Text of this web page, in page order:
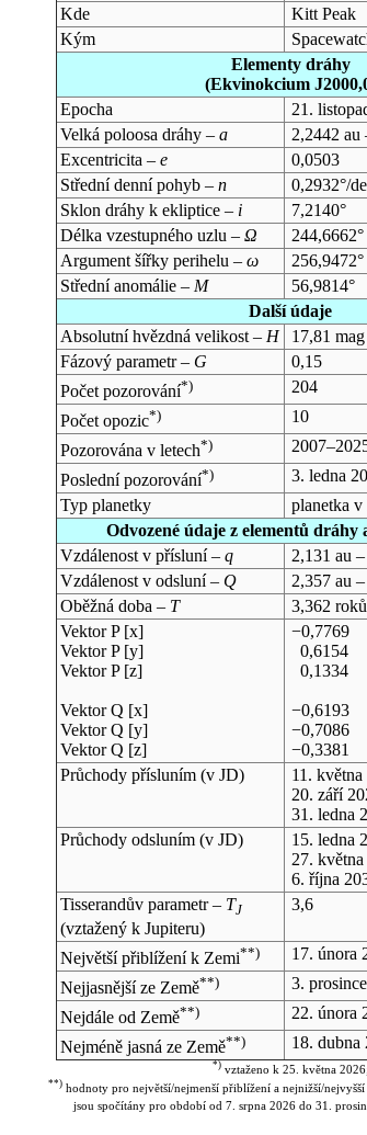
Kde
Kitt Peak
Kým
Elementy dráhy
(Ekvinokcium
Epocha
21.
Velká poloosa dráhy – a
2,2442 au
Excentricita – e
0,0503
Střední denní pohyb – n
0,2932°/
Sklon dráhy k ekliptice – i
7,2140°
Délka vzestupného uzlu – Ω
244,6662°
Argument šířky perihelu – ω
256,9472°
Střední anomálie – M
56,9814°
Další údaje
Absolutní hvězdná velikost – H
17,81 mag
Fázový parametr – G
0,15
Počet pozorování*)
204
Počet opozic*)
10
Pozorována v letech*)
Poslední pozorování*)
3. ledna
Typ planetky
planetka v
Odvozené údaje z elementů dráhy
Vzdálenost v přísluní – q
2,131 au
Vzdálenost v odsluní – Q
2,357 au
Oběžná doba – T
3,362
Vektor P [x]
Vektor P [y]
Vektor P [z]
Vektor Q [x]
Vektor Q [y]
Vektor Q [z]
−0,7769
0,6154
0,1334
−0,6193
−0,7086
−0,3381
Průchody přísluním (v JD) 11.
20. září
31. ledna
Průchody odsluním (v JD) 15. ledna
27.
6. října
Tisserandův parametr – TJ
(vztažený k Jupiteru)
3,6
Největší přiblížení k Zemi**) 17. února
Nejjasnější ze Země**) 3.
Nejdále od Země**) 22. února
Nejméně jasná ze Země**) 18. dubna
*)vztaženo k 25. května 2026;
**) hodnoty pro největší/nejmenší přiblížení a nejnižší/
jsou spočítány pro období od 7. srpna 2026 do 31.